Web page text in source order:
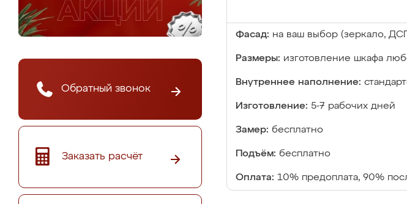
Обратный звонок
Заказать расчёт
Фасад: на ваш выбор (зеркало,
Размеры: изготовление шкафа
Внутреннее наполнение:
Изготовление: 5-7 рабочих дней
Замер: бесплатно
Подъём: бесплатно
Оплата: 10% предоплата, 90%